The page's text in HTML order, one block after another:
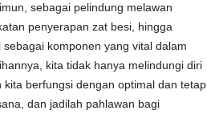
sebagai pelindung melawan
penyerapan zat besi, hingga
komponen yang vital dalam
kita tidak hanya melindungi diri
berfungsi dengan optimal dan tetap
dan jadilah pahlawan bagi